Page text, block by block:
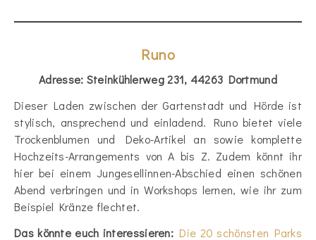
Runo
Adresse: Steinkühlerweg 231, 44263 Dortmund
Dieser Laden zwischen der Gartenstadt und Hörde ist
stylisch, ansprechend und einladend. Runo bietet viele
Trockenblumen und Deko-Artikel an sowie komplette
Hochzeits-Arrangements von A bis Z. Zudem könnt ihr
hier bei einem Jungesellinnen-Abschied einen schönen
Abend verbringen und in Workshops lernen, wie ihr zum
Beispiel Kränze flechtet.
Das könnte euch interessieren: Die 20 schönsten Parks